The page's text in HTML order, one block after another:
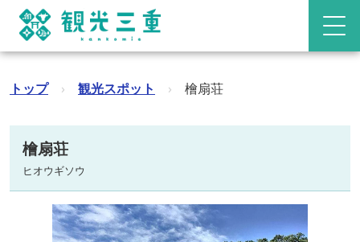
トップ › 観光スポット › 檜扇荘
檜扇荘
ヒオウギソウ